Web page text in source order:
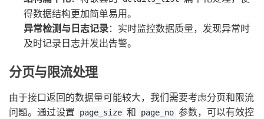
得数据结构更加简单易用。
异常检测与日志记录：实时监控数据质量，发现异常时
及时记录日志并发出告警。
分页与限流处理
由于接口返回的数据量可能较大，我们需要考虑分页和限流
问题。通过设置
page_size 和 page_no 参数，可以有效控